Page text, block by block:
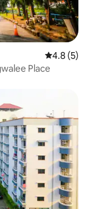
4.8 (5)
Place